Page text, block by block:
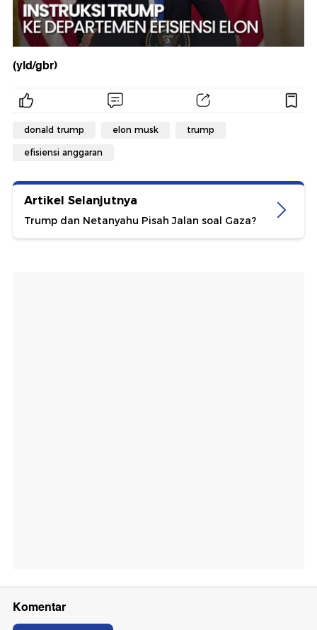
(yld/gbr)
donald trump elon musk trump
efisiensi anggaran
Artikel Selanjutnya
Trump dan Netanyahu Pisah Jalan soal Gaza?